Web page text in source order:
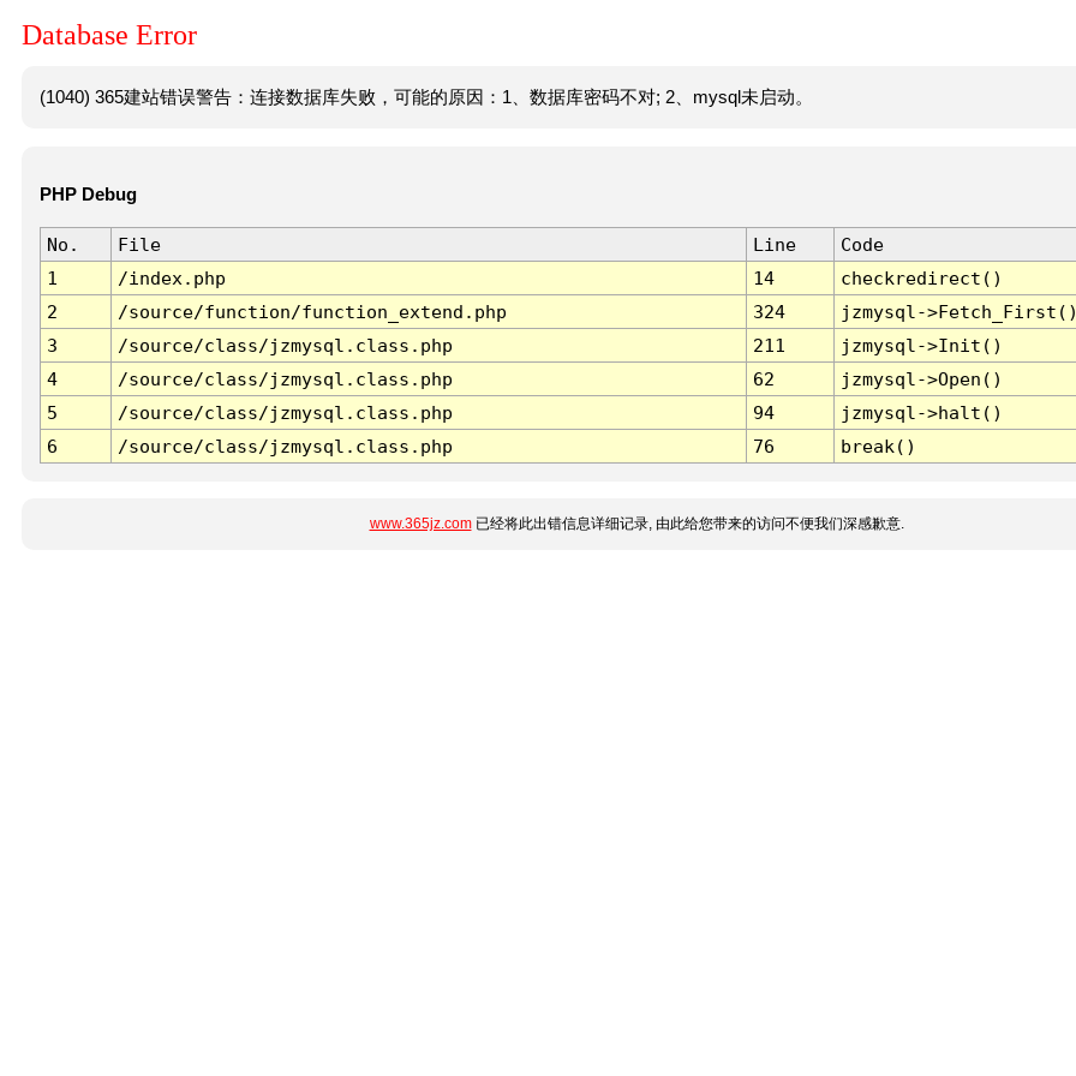
Database Error
(1040) 365建站错误警告：连接数据库失败，可能的原因：1、数据库密码不对; 2、mysql未启动。
PHP Debug
No. File Line
Code
1
/index.php 14
checkredirect()
2
/source/function/function_extend.php 324
jzmysql-
3
/source/class/jzmysql.class.php 211
jzmysql->Init()
4
/source/class/jzmysql.class.php 62
jzmysql->Open()
5
/source/class/jzmysql.class.php 94
jzmysql->halt()
6
/source/class/jzmysql.class.php 76 break()
www.365jz.com已经将此出错信息详细记录, 由此给您带来的访问不便我们深感歉意.